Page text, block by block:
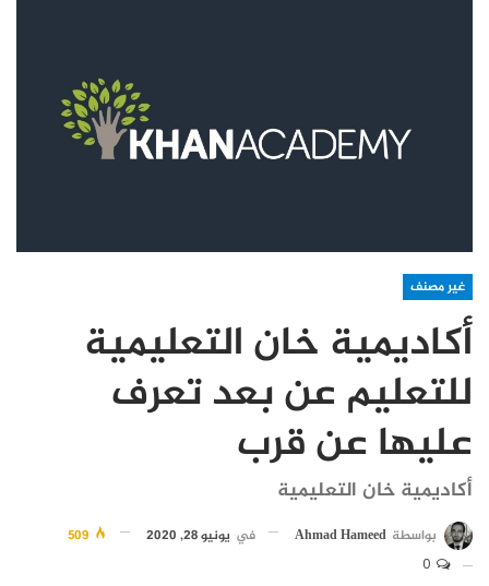
غير مصنف
أكاديمية خان التعليمية
للتعليم عن بعد تعرف
عليها عن قرب
أكاديمية خان التعليمية
بواسطة Ahmad Hameed في يونيو 28, 2020